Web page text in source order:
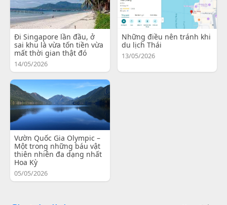
Đi Singapore lần đầu, ở
sai khu là vừa tốn tiền vừa
mất thời gian thật đó
14/05/2026
Những điều nên tránh khi
du lịch Thái
13/05/2026
Vườn Quốc Gia Olympic –
Một trong những báu vật
thiên nhiên đa dạng nhất
Hoa Kỳ
05/05/2026